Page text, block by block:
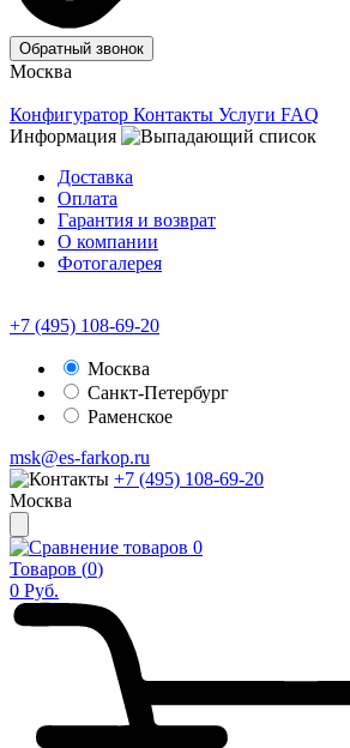
Обратный звонок
Москва
Конфигуратор Контакты Услуги FAQ
Информация
Доставка
Оплата
Гарантия и возврат
О компании
Фотогалерея
+7 (495) 108-69-20
Москва
Санкт-Петербург
Раменское
msk@es-farkop.ru
+7 (495) 108-69-20
Москва
0
Товаров (0)
0 Руб.